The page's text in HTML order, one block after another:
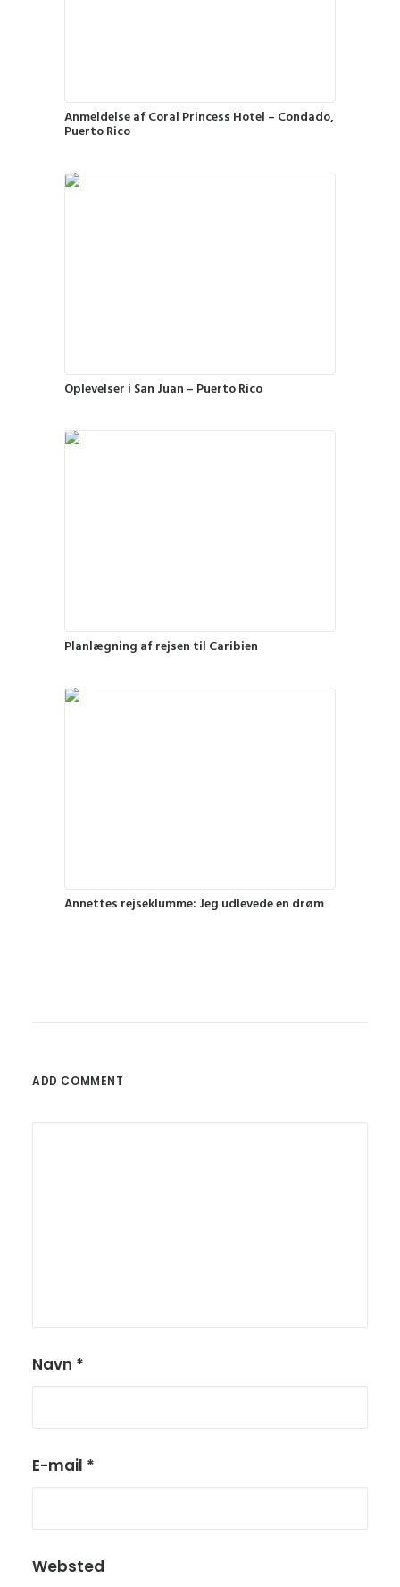
Anmeldelse af Coral Princess Hotel – Condado,
Puerto Rico
Oplevelser i San Juan – Puerto Rico
Planlægning af rejsen til Caribien
Annettes rejseklumme: Jeg udlevede en drøm
ADD COMMENT
Navn *
E-mail *
Websted